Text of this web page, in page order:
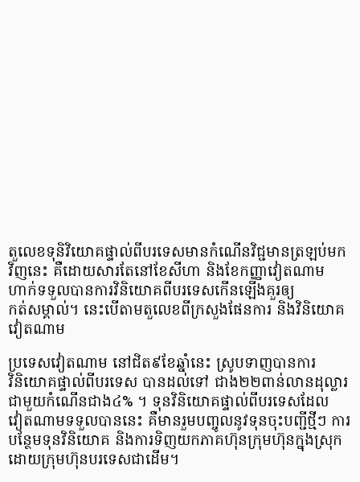
តួលេខ​ទុ​និ​វិយោគ​ផ្ទាល់​ពី​បរទេស​មាន​កំណើន​វិជ្ជមាន​ត្រឡប់​មក​
វិញ​នេះ គឺ​ដោយសារ​តែ​នៅ​ខែសីហា និង​ខែកញ្ញា​វៀតណាម​
ហាក់​ទទួល​បានការ​វិនិយោគ​ពី​បរទេស​កើនឡើង​គួរ​ឲ្យ​
កត់សម្គាល់​។ នេះ​បើ​តាម​តួលេខ​ពី​ក្រសួងផែនការ និង​វិនិយោគ​
វៀតណាម​
ប្រទេស​វៀតណាម នៅ​ជិត​៩​ខែ​ឆ្នាំ​នេះ ស្រូប​ទាញ​បានការ​
វិនិយោគ​ផ្ទាល់​ពី​បរទេស បាន​ដល់​ទៅ ជាង​២២​ពាន់​លាន​ដុល្លារ
ជាមួយ​កំណើន​ជាង​៤% ។ ទុន​វិនិយោគ​ផ្ទាល់​ពី​បរទេស​ដែល​
វៀតណាម​ទទួល​បាន​នេះ គឺ​មាន​រួម​បញ្ចូល​នូវ​ទុន​ចុះបញ្ជី​ថ្មី​ៗ ការ​
បន្ថែម​ទុន​វិនិយោគ និង​ការ​ទិញ​យក​ភាគហ៊ុន​ក្រុមហ៊ុន​ក្នុងស្រុក​
ដោយ​ក្រុមហ៊ុន​បរទេស​ជាដើម​។